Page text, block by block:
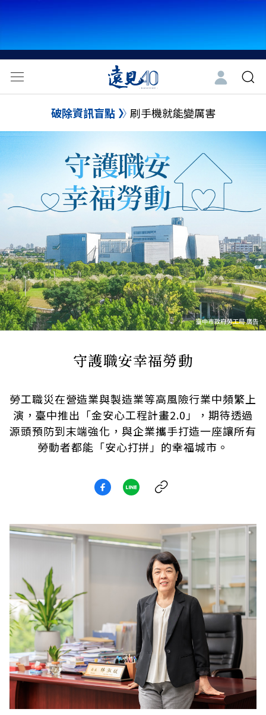
破除資訊盲點 刷手機就能變厲害
守護職安幸福勞動
勞工職災在營造業與製造業等高風險行業中頻繁上
演，臺中推出「金安心工程計畫2.0」，期待透過
源頭預防到末端強化，與企業攜手打造一座讓所有
勞動者都能「安心打拼」的幸福城市。